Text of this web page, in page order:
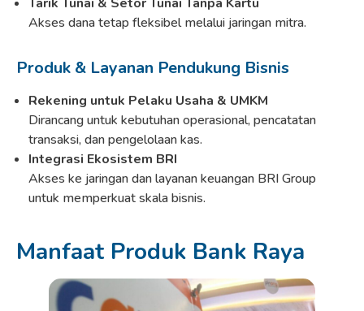
Akses dana tetap fleksibel melalui jaringan mitra.
Produk & Layanan Pendukung Bisnis
Rekening untuk Pelaku Usaha & UMKM
Dirancang untuk kebutuhan operasional, pencatatan
transaksi, dan pengelolaan kas.
Integrasi Ekosistem BRI
Akses ke jaringan dan layanan keuangan BRI Group
untuk memperkuat skala bisnis.
Manfaat Produk Bank Raya